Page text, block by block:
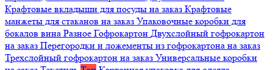
Крафтовые вкладыши для посуды на заказ Крафтовые
манжеты для стаканов на заказ Упаковочные коробки для
бокалов вина Разное Гофрокартон Двухслойный гофрокартон
на заказ Перегородки и ложементы из гофрокартона на заказ
Трехслойный гофрокартон на заказ Универсальные коробки